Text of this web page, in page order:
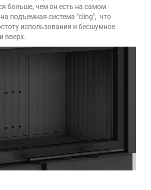
больше, чем он есть на самом
подъемная система "cling", что
использования и бесшумное
вверх.